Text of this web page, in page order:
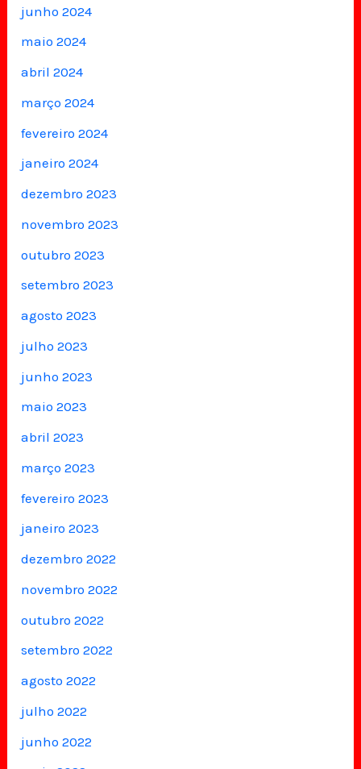
junho 2024
maio 2024
abril 2024
março 2024
fevereiro 2024
janeiro 2024
dezembro 2023
novembro 2023
outubro 2023
setembro 2023
agosto 2023
julho 2023
junho 2023
maio 2023
abril 2023
março 2023
fevereiro 2023
janeiro 2023
dezembro 2022
novembro 2022
outubro 2022
setembro 2022
agosto 2022
julho 2022
junho 2022